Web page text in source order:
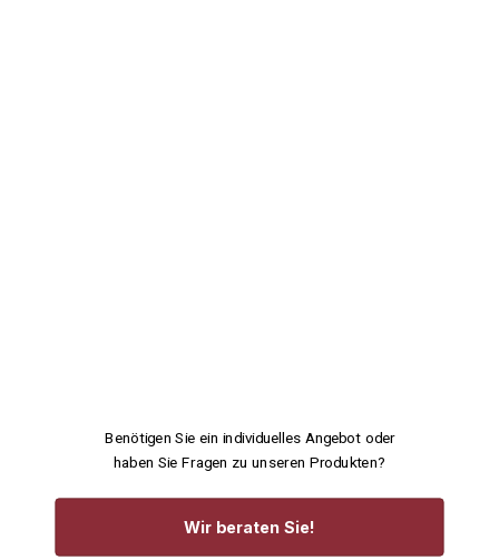
Benötigen Sie ein individuelles Angebot oder
haben Sie Fragen zu unseren Produkten?
Wir beraten Sie!